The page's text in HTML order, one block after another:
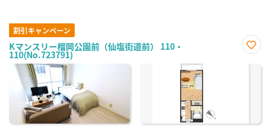
割引キャンペーン
Kマンスリー榴岡公園前（仙塩街道前） 110・
110(No.723791)
に入